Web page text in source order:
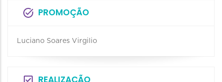
PROMOÇÃO
Luciano Soares Virgilio
REALIZAÇÃO